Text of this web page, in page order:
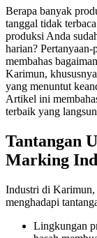
Berapa banyak
tanggal tidak
produksi Anda
harian?
membahas
Karimun,
yang menuntut
Artikel ini
terbaik yang
Tantangan
Marking
Industri di Karimun,
menghadapi
Lingkungan